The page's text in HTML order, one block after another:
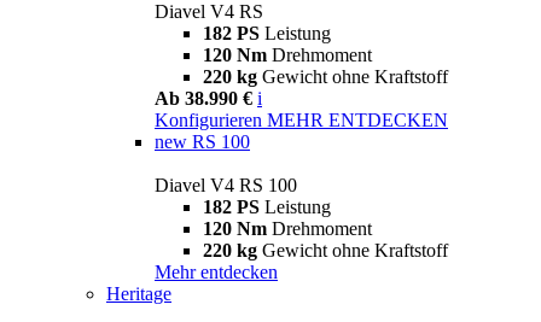
Diavel V4 RS
182 PS Leistung
120 Nm Drehmoment
220 kg Gewicht ohne Kraftstoff
Ab 38.990 € i
Konfigurieren MEHR ENTDECKEN
new RS 100
Diavel V4 RS 100
182 PS Leistung
120 Nm Drehmoment
220 kg Gewicht ohne Kraftstoff
Mehr entdecken
Heritage